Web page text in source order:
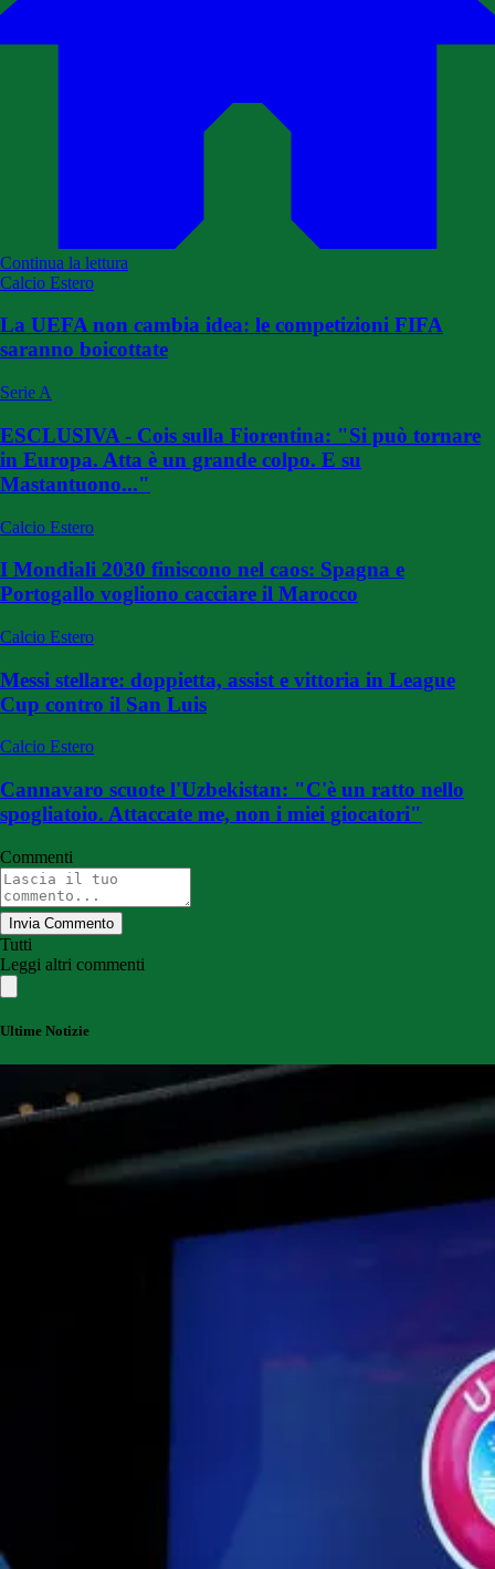
Continua la lettura
Calcio Estero
La UEFA non cambia idea: le competizioni FIFA
saranno boicottate
Serie A
ESCLUSIVA - Cois sulla Fiorentina: "Si può tornare
in Europa. Atta è un grande colpo. E su
Mastantuono..."
Calcio Estero
I Mondiali 2030 finiscono nel caos: Spagna e
Portogallo vogliono cacciare il Marocco
Calcio Estero
Messi stellare: doppietta, assist e vittoria in League
Cup contro il San Luis
Calcio Estero
Cannavaro scuote l'Uzbekistan: "C'è un ratto nello
spogliatoio. Attaccate me, non i miei giocatori"
Commenti
Invia Commento
Tutti
Leggi altri commenti
Ultime Notizie